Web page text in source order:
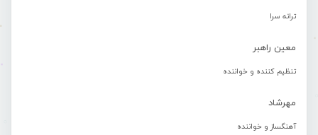
ترانه سرا
معین راهبر
تنظیم کننده و خواننده
مهرشاد
آهنگساز و خواننده